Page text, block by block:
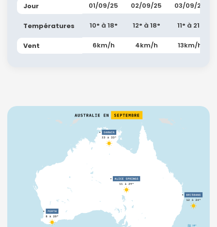
Jour
Températures
Vent
01/09/25
10° à 18°
6km/h
02/09/25
12° à 18°
4km/h
03/09/25
11° à 21°
13km/h